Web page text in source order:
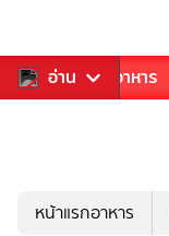
อ่าน
การเพลง อาหาร
หน้าแรกอาหาร